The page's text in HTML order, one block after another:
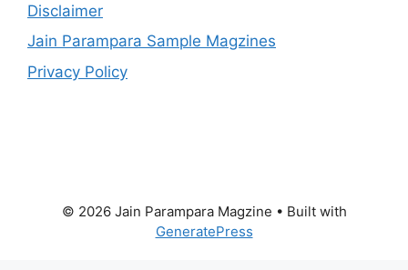
Disclaimer
Jain Parampara Sample Magzines
Privacy Policy
© 2026 Jain Parampara Magzine • Built with
GeneratePress